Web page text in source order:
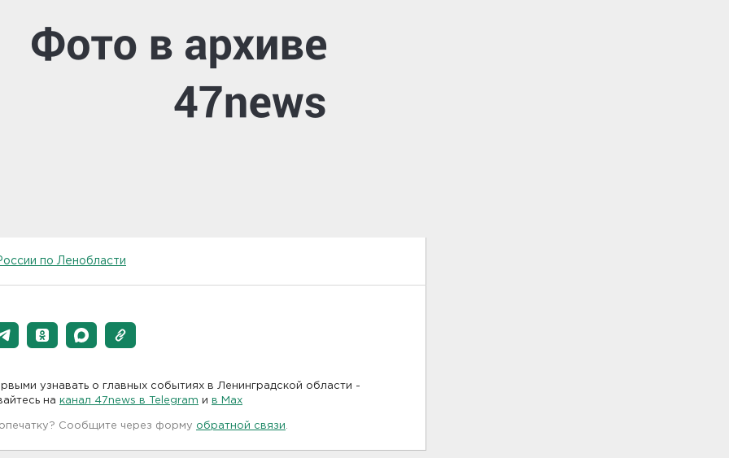
по Ленобласти
узнавать о главных событиях в Ленинградской области -
на канал 47news в Telegram и в Maх
Сообщите через форму обратной связи